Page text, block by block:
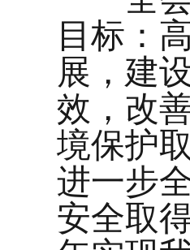
目标：
展，建
效，改
境保护
进一步
安全取